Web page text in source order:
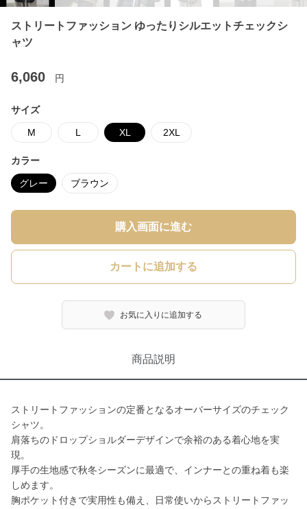
ストリートファッション ゆったりシルエットチェックシ
ャツ
6,060 円
サイズ
M L XL 2XL
カラー
グレー ブラウン
購入画面に進む
カートに追加する
お気に入りに追加する
商品説明
ストリートファッションの定番となるオーバーサイズのチェック
シャツ。
肩落ちのドロップショルダーデザインで余裕のある着心地を実
現。
厚手の生地感で秋冬シーズンに最適で、インナーとの重ね着も楽
しめます。
胸ポケット付きで実用性も備え、日常使いからストリートファッ